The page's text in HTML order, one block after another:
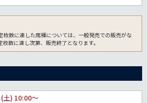
数に達した席種については、一般発売での販売がな
数に達し次第、販売終了となります。
土) 10:00～